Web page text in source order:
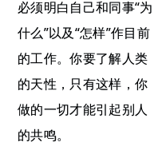
必须明白自己和同事“为
什么”以及“怎样”作目前
的工作。你要了解人类
的天性，只有这样，你
做的一切才能引起别人
的共鸣。